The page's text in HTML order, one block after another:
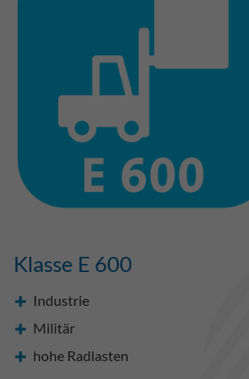
Klasse E 600
Industrie
Militär
hohe Radlasten